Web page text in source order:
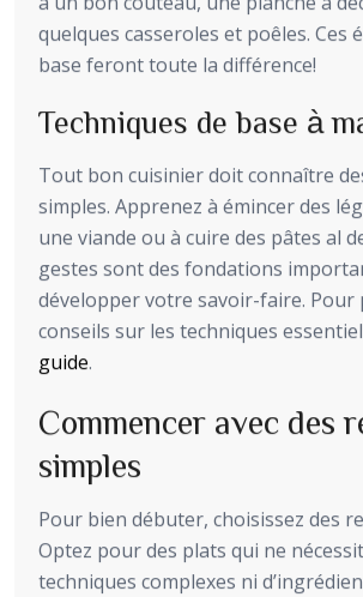
quelques casseroles et poêles. Ces
base feront toute la différence!
Techniques de base à
Tout bon cuisinier doit connaître
simples. Apprenez à émincer des
une viande ou à cuire des pâtes al
gestes sont des fondations
développer votre savoir-faire. Pour
conseils sur les techniques
guide.
Commencer avec des
simples
Pour bien débuter, choisissez des
Optez pour des plats qui ne
techniques complexes ni